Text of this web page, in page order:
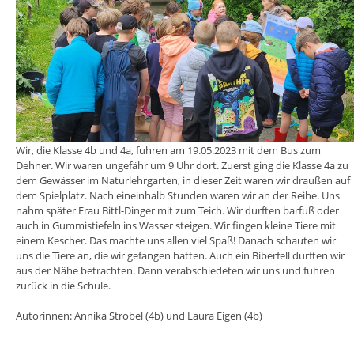
Wir, die Klasse 4b und 4a, fuhren am 19.05.2023 mit dem Bus zum
Dehner. Wir waren ungefähr um 9 Uhr dort. Zuerst ging die Klasse 4a zu
dem Gewässer im Naturlehrgarten, in dieser Zeit waren wir draußen auf
dem Spielplatz. Nach eineinhalb Stunden waren wir an der Reihe. Uns
nahm später Frau Bittl-Dinger mit zum Teich. Wir durften barfuß oder
auch in Gummistiefeln ins Wasser steigen. Wir fingen kleine Tiere mit
einem Kescher. Das machte uns allen viel Spaß! Danach schauten wir
uns die Tiere an, die wir gefangen hatten. Auch ein Biberfell durften wir
aus der Nähe betrachten. Dann verabschiedeten wir uns und fuhren
zurück in die Schule.
Autorinnen: Annika Strobel (4b) und Laura Eigen (4b)